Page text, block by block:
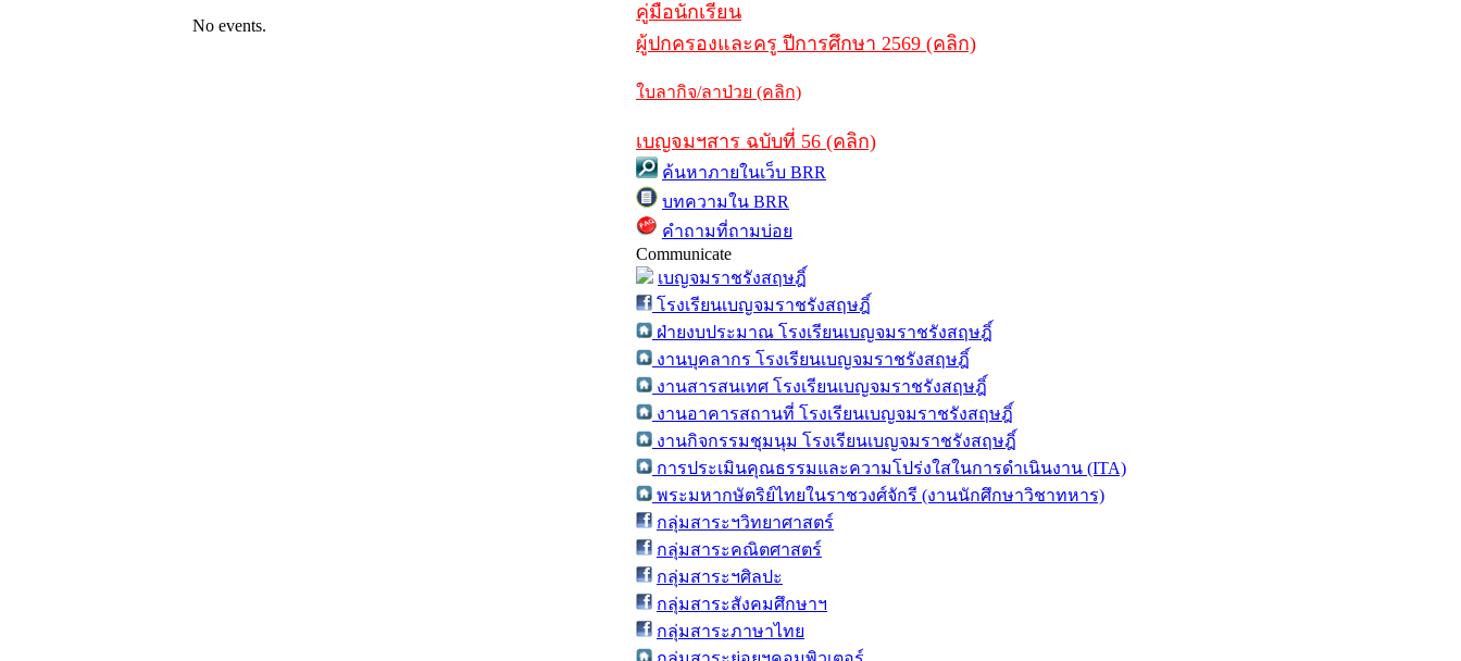
No events.
คู่มือนักเรียน
ผู้ปกครองและครู ปีการศึกษา 2569 (คลิก)
ใบลากิจ/ลาป่วย (คลิก)
เบญจมฯสาร ฉบับที่ 56 (คลิก)
ค้นหาภายในเว็บ BRR
บทความใน BRR
คำถามที่ถามบ่อย
Communicate
เบญจมราชรังสฤษฎิ์
โรงเรียนเบญจมราชรังสฤษฎิ์
ฝ่ายงบประมาณ โรงเรียนเบญจมราชรังสฤษฎิ์
งานบุคลากร โรงเรียนเบญจมราชรังสฤษฎิ์
งานสารสนเทศ โรงเรียนเบญจมราชรังสฤษฎิ์
งานอาคารสถานที่ โรงเรียนเบญจมราชรังสฤษฎิ์
งานกิจกรรมชุมนุม โรงเรียนเบญจมราชรังสฤษฎิ์
การประเมินคุณธรรมและความโปร่งใสในการดำเนินงาน (ITA)
พระมหากษัตริย์ไทยในราชวงศ์จักรี (งานนักศึกษาวิชาทหาร)
กลุ่มสาระฯวิทยาศาสตร์
กลุ่มสาระคณิตศาสตร์
กลุ่มสาระฯศิลปะ
กลุ่มสาระสังคมศึกษาฯ
กลุ่มสาระภาษาไทย